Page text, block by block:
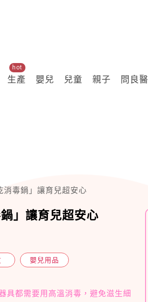
生產
hot
嬰兒 兒童 親子 問良醫
消毒鍋」讓育兒超安心
」讓育兒超安心
嬰兒用品
具都需要用高溫消毒，避免滋生細